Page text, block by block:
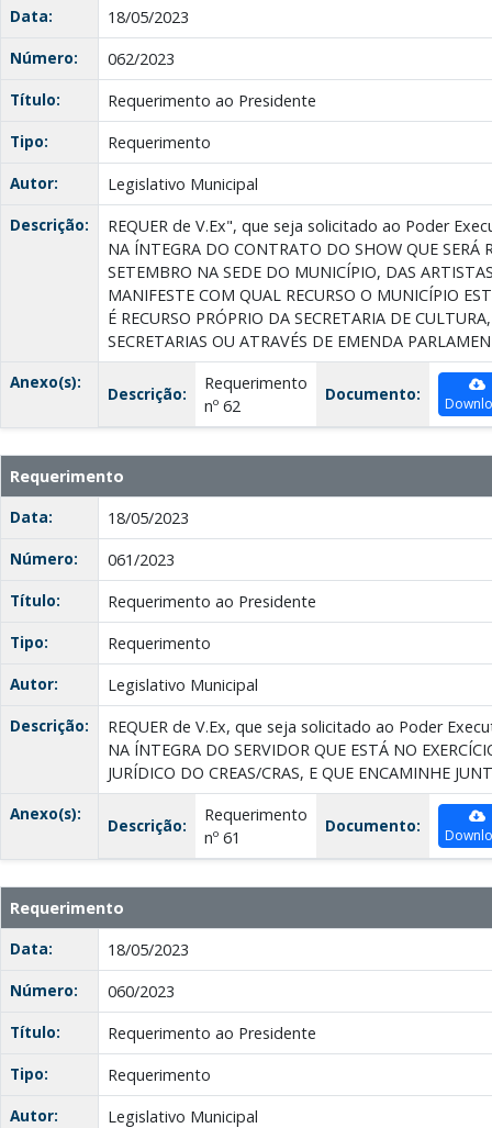
Data:
18/05/2023
Número:
062/2023
Título:
Requerimento ao Presidente
Tipo:
Requerimento
Autor:
Legislativo Municipal
Descrição:
REQUER de V.Ex", que seja solicitado ao Poder
NA ÍNTEGRA DO CONTRATO DO SHOW QUE SERÁ
SETEMBRO NA SEDE DO MUNICÍPIO, DAS
MANIFESTE COM QUAL RECURSO O MUNICÍPIO
É RECURSO PRÓPRIO DA SECRETARIA DE
SECRETARIAS OU ATRAVÉS DE EMENDA
Anexo(s):
Descrição:
Requerimento
nº 62
Documento:
Requerimento
Data:
18/05/2023
Número:
061/2023
Título:
Requerimento ao Presidente
Tipo:
Requerimento
Autor:
Legislativo Municipal
Descrição:
REQUER de V.Ex, que seja solicitado ao Poder
NA ÍNTEGRA DO SERVIDOR QUE ESTÁ NO
JURÍDICO DO CREAS/CRAS, E QUE ENCAMINHE
Anexo(s):
Descrição:
Requerimento
nº 61
Documento:
Requerimento
Data:
18/05/2023
Número:
060/2023
Título:
Requerimento ao Presidente
Tipo:
Requerimento
Autor:
Legislativo Municipal